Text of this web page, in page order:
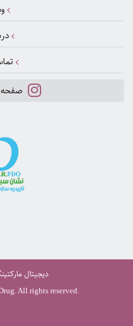
صفحه
دیجیتال
All rights reserved.